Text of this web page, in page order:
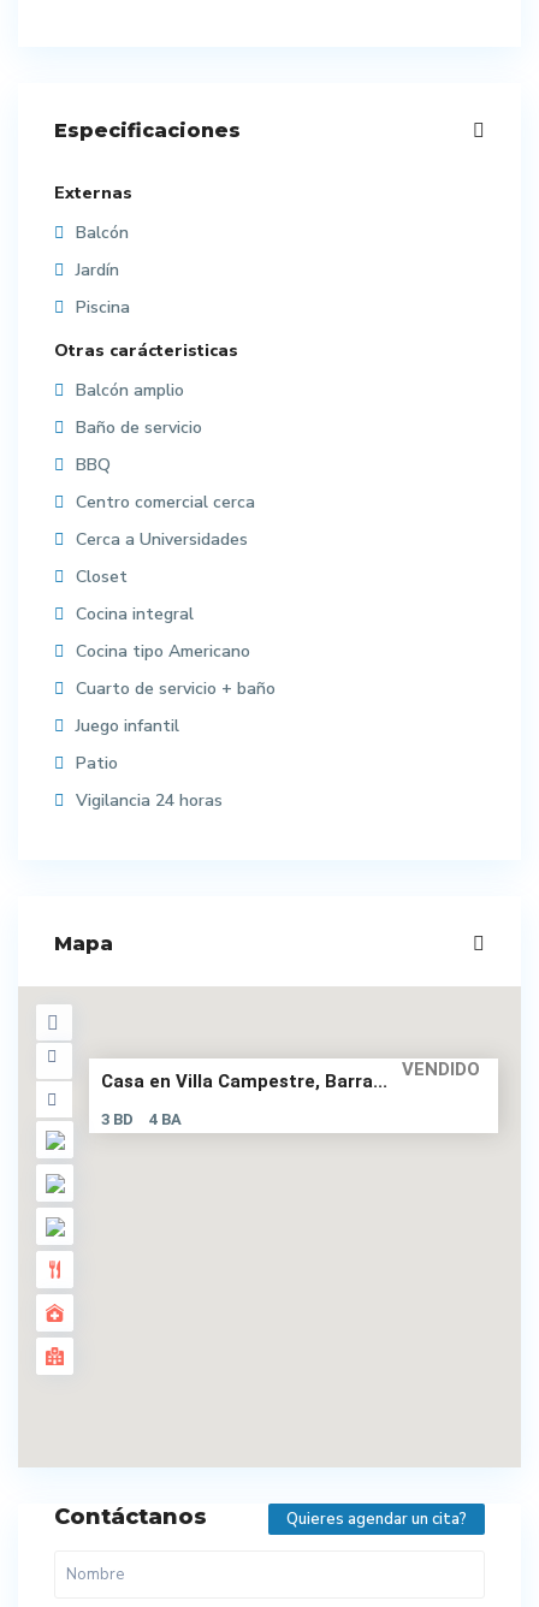
Especificaciones
Externas
Balcón
Jardín
Piscina
Otras carácteristicas
Balcón amplio
Baño de servicio
BBQ
Centro comercial cerca
Cerca a Universidades
Closet
Cocina integral
Cocina tipo Americano
Cuarto de servicio + baño
Juego infantil
Patio
Vigilancia 24 horas
Mapa
Casa en Villa Campestre, Barra...
VENDIDO
3 BD 4 BA
Contáctanos Quieres agendar un cita?